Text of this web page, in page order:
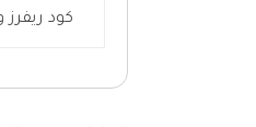
كود ريفرز وورلد حتى